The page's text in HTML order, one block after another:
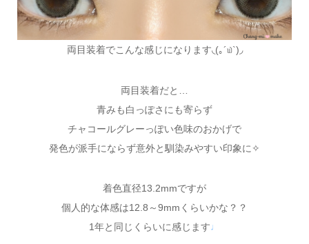
両目装着でこんな感じになります◟(｡´௰`)◞
両目装着だと…
青みも白っぽさにも寄らず
チャコールグレーっぽい色味のおかげで
発色が派手にならず意外と馴染みやすい印象に✧
着色直径13.2mmですが
個人的な体感は12.8～9mmくらいかな？？
1年と同じくらいに感じます♩